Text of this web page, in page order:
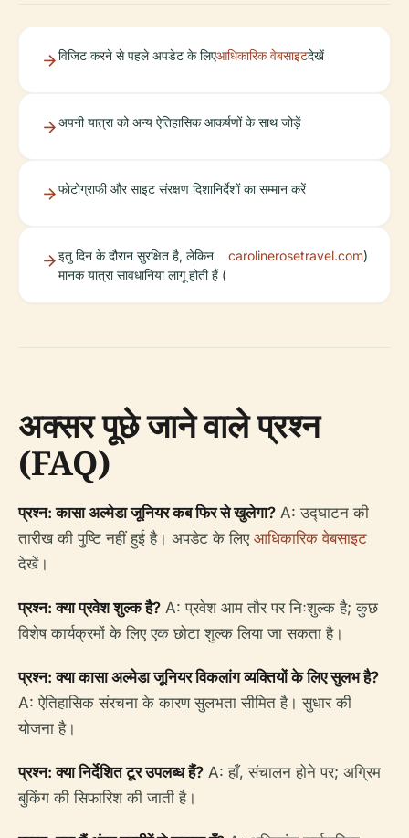
विजिट करने से पहले अपडेट के लिएआधिकारिक वेबसाइटदेखें
अपनी यात्रा को अन्य ऐतिहासिक आकर्षणों के साथ जोड़ें
फोटोग्राफी और साइट संरक्षण दिशानिर्देशों का सम्मान करें
इतु दिन के दौरान सुरक्षित है, लेकिन
मानक यात्रा सावधानियां लागू होती हैं (
carolinerosetravel.com)
अक्सर पूछे जाने वाले प्रश्न
(FAQ)
प्रश्न: कासा अल्मेडा जूनियर कब फिर से खुलेगा? A: उद्घाटन की
तारीख की पुष्टि नहीं हुई है। अपडेट के लिए आधिकारिक वेबसाइट
देखें।
प्रश्न: क्या प्रवेश शुल्क है? A: प्रवेश आम तौर पर निःशुल्क है; कुछ
विशेष कार्यक्रमों के लिए एक छोटा शुल्क लिया जा सकता है।
प्रश्न: क्या कासा अल्मेडा जूनियर विकलांग व्यक्तियों के लिए सुलभ है?
A: ऐतिहासिक संरचना के कारण सुलभता सीमित है। सुधार की
योजना है।
प्रश्न: क्या निर्देशित टूर उपलब्ध हैं? A: हाँ, संचालन होने पर; अग्रिम
बुकिंग की सिफारिश की जाती है।